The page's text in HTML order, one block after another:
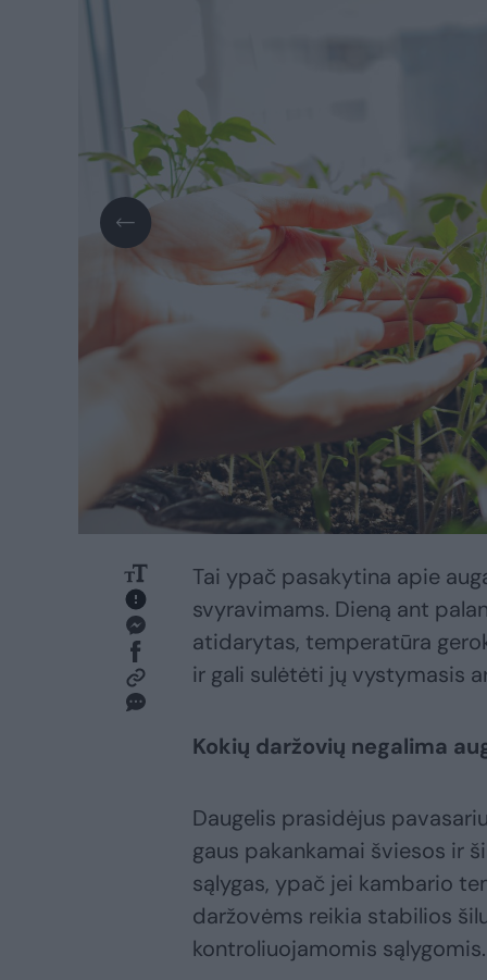
Tai ypač pasakytina apie
svyravimams. Dieną ant
atidarytas, temperatūra
ir gali sulėtėti jų vystymasis
Kokių daržovių negalima
Daugelis prasidėjus
gaus pakankamai šviesos ir
sąlygas, ypač jei kambario
daržovėms reikia stabilios
kontroliuojamomis sąlygomis.